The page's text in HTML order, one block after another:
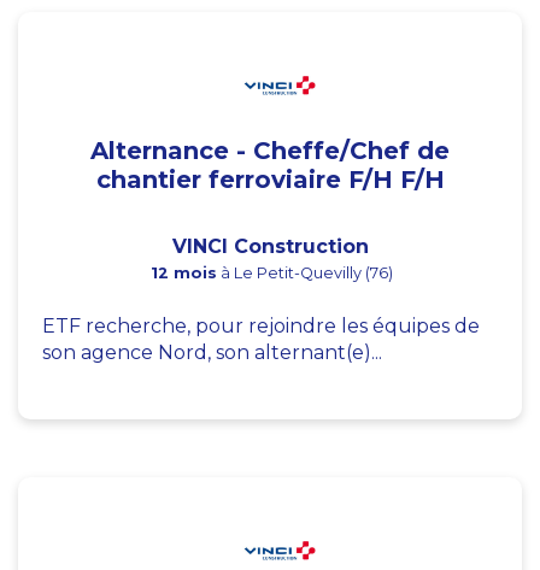
Alternance - Cheffe/Chef de
chantier ferroviaire F/H F/H
VINCI Construction
12 mois à Le Petit-Quevilly (76)
ETF recherche, pour rejoindre les équipes de
son agence Nord, son alternant(e)...